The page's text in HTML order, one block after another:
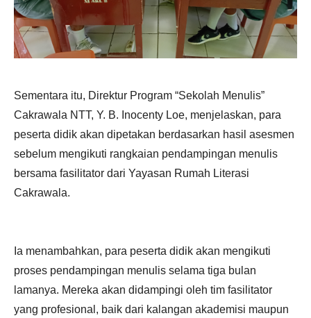
Sementara itu, Direktur Program “Sekolah Menulis”
Cakrawala NTT, Y. B. Inocenty Loe, menjelaskan, para
peserta didik akan dipetakan berdasarkan hasil asesmen
sebelum mengikuti rangkaian pendampingan menulis
bersama fasilitator dari Yayasan Rumah Literasi
Cakrawala.
Ia menambahkan, para peserta didik akan mengikuti
proses pendampingan menulis selama tiga bulan
lamanya. Mereka akan didampingi oleh tim fasilitator
yang profesional, baik dari kalangan akademisi maupun